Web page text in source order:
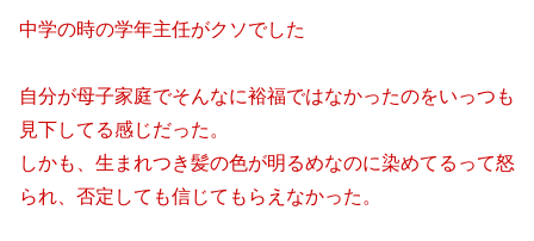
中学の時の学年主任がクソでした
自分が母子家庭でそんなに裕福ではなかったのをいっつも
見下してる感じだった。
しかも、生まれつき髪の色が明るめなのに染めてるって怒
られ、否定しても信じてもらえなかった。